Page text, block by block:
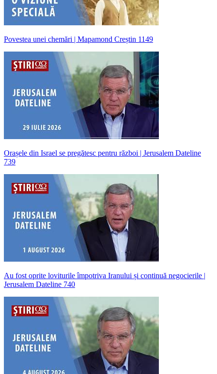
Povestea unei chemări | Mapamond Creștin 1149
Orașele din Israel se pregătesc pentru război | Jerusalem Dateline
739
Au fost oprite loviturile împotriva Iranului și continuă negocierile |
Jerusalem Dateline 740